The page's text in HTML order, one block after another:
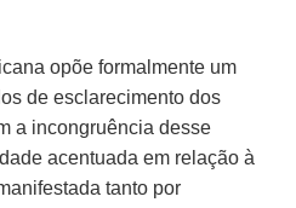
opõe formalmente um
de esclarecimento dos
a incongruência desse
acentuada em relação à
tanto por